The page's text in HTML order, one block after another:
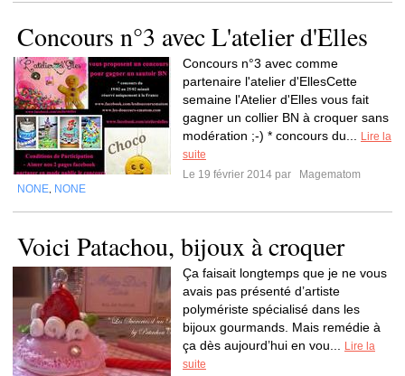
Concours n°3 avec L'atelier d'Elles
Concours n°3 avec comme
partenaire l'atelier d'EllesCette
semaine l'Atelier d'Elles vous fait
gagner un collier BN à croquer sans
modération ;-) * concours du...
Lire la
suite
Le 19 février 2014 par
Magematom
NONE NONE
Voici Patachou, bijoux à croquer
Ça faisait longtemps que je ne vous
avais pas présenté d’artiste
polymériste spécialisé dans les
bijoux gourmands. Mais remédie à
ça dès aujourd’hui en vou...
Lire la
suite